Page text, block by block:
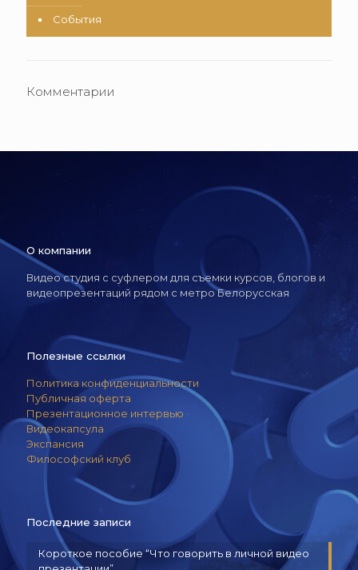
События
Комментарии
О компании
Видео студия с суфлером для съемки курсов, блогов и
видеопрезентаций рядом с метро Белорусская
Полезные ссылки
Политика конфиденциальности
Публичная оферта
Презентационное интервью
Видеокапсула
Экспансия
Философский клуб
Последние записи
Короткое пособие “Что говорить в личной видео